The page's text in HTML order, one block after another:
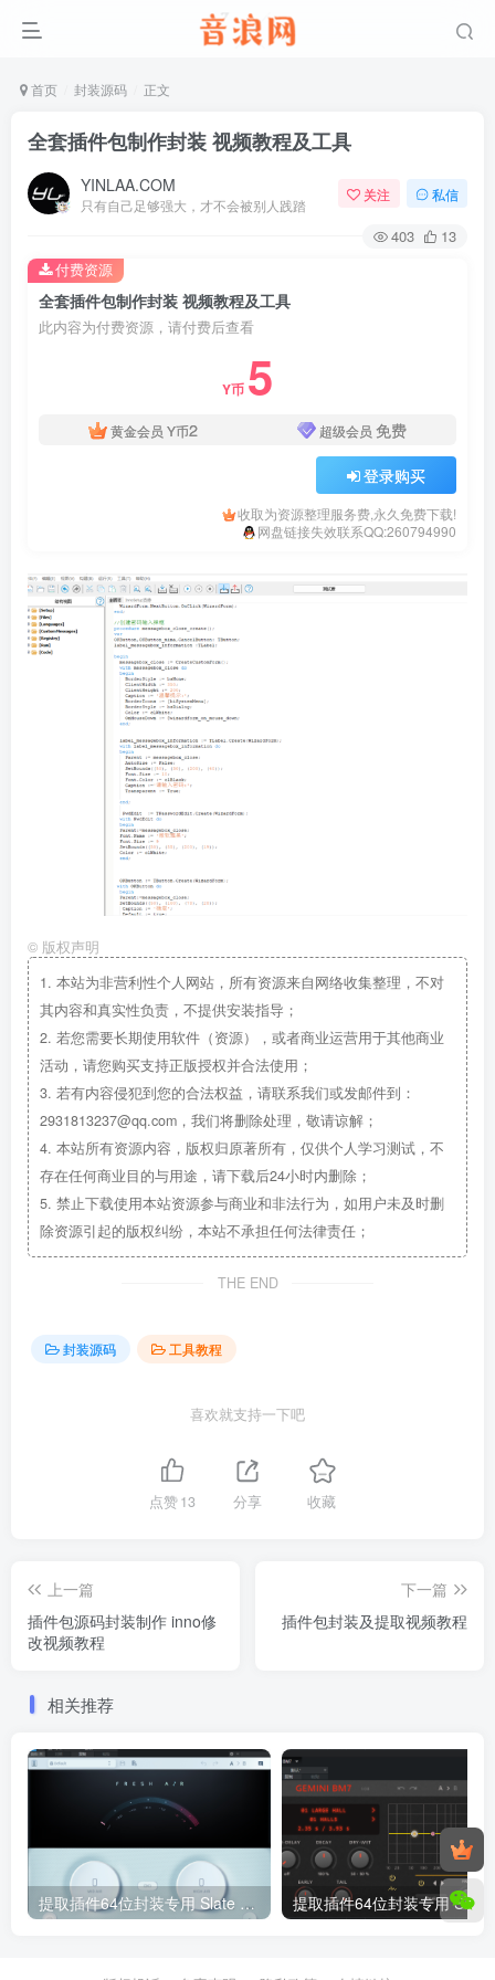
首页 封装源码 正文
全套插件包制作封装 视频教程及工具
YINLAA.COM
只有自己足够强大，才不会被别人践踏
关注 私信
403 13
全套插件包制作封装 视频教程及工具
此内容为付费资源，请付费后查看
Y币 5
黄金会员 Y币2 超级会员 免费
登录购买
收取为资源整理服务费,永久免费下载!
网盘链接失效联系QQ:260794990
付费资源
© 版权声明
1. 本站为非营利性个人网站，所有资源来自网络收集整理，不对
其内容和真实性负责，不提供安装指导；
2. 若您需要长期使用软件（资源），或者商业运营用于其他商业
活动，请您购买支持正版授权并合法使用；
3. 若有内容侵犯到您的合法权益，请联系我们或发邮件到：
2931813237@qq.com，我们将删除处理，敬请谅解；
4. 本站所有资源内容，版权归原著所有，仅供个人学习测试，不
存在任何商业目的与用途，请下载后24小时内删除；
5. 禁止下载使用本站资源参与商业和非法行为，如用户未及时删
除资源引起的版权纠纷，本站不承担任何法律责任；
THE END
封装源码 工具教程
喜欢就支持一下吧
点赞13 分享 收藏
上一篇
插件包源码封装制作 inno修
改视频教程
下一篇
插件包封装及提取视频教程
相关推荐
提取插件64位封装专用 Slate Digital Fresh Air空气音